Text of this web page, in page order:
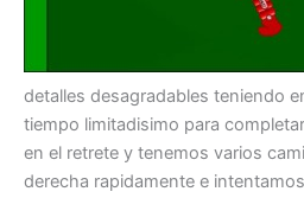
detalles desagradables teniendo
tiempo limitadisimo para
en el retrete y tenemos varios
derecha rapidamente e